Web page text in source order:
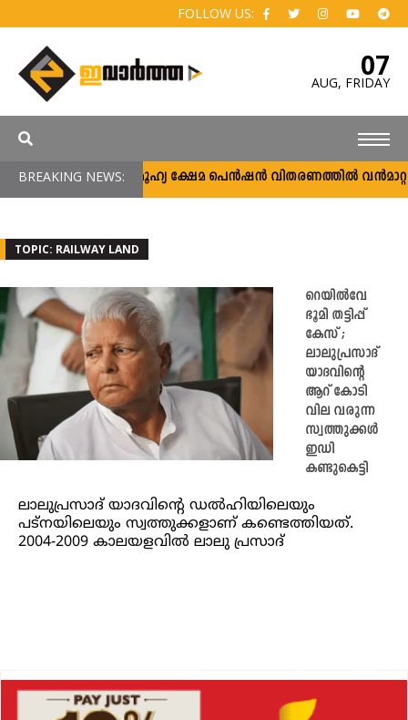
FOLLOW US:
07
AUG, FRIDAY
BREAKING NEWS:സാമൂഹ്യ ക്ഷേമ പെൻഷൻ വിതരണത്തിൽ വൻമാറ്റം;
TOPIC: RAILWAY LAND
റെയിൽവേ
ഭൂമി തട്ടിപ്പ്
കേസ് ;
ലാലുപ്രസാദ്
യാദവിന്റെ
ആറ് കോടി
വില വരുന്ന
സ്വത്തുക്കൾ
ഇഡി
കണ്ടുകെട്ടി
ലാലുപ്രസാദ് യാദവിന്റെ ഡൽഹിയിലെയും
പട്നയിലെയും സ്വത്തുക്കളാണ് കണ്ടെത്തിയത്.
2004-2009 കാലയളവിൽ ലാലു പ്രസാദ്